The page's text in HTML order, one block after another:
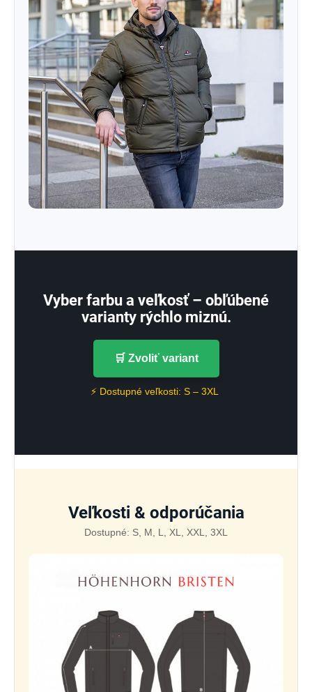
Vyber farbu a veľkosť – obľúbené
varianty rýchlo miznú.
🛒 Zvoliť variant
⚡ Dostupné veľkosti: S – 3XL
Veľkosti & odporúčania
Dostupné: S, M, L, XL, XXL, 3XL